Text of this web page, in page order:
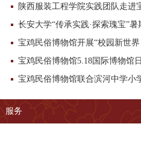
陕西服装工程学院实践团队走进
长安大学“传承实践·探索瑰宝”
宝鸡民俗博物馆开展“校园新世
宝鸡民俗博物馆5.18国际博物馆
宝鸡民俗博物馆联合滨河中学小
服务